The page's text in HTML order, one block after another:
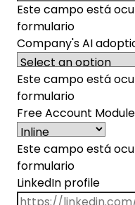
Este campo está
formulario
Company's AI
Este campo está
formulario
Free Account Module
Este campo está
formulario
LinkedIn profile